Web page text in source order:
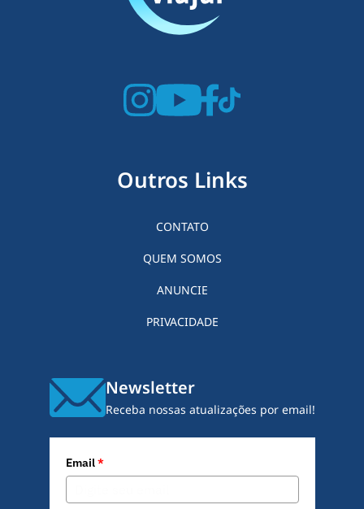
Outros Links
CONTATO
QUEM SOMOS
ANUNCIE
PRIVACIDADE
Newsletter
Receba nossas atualizações por email!
Email*